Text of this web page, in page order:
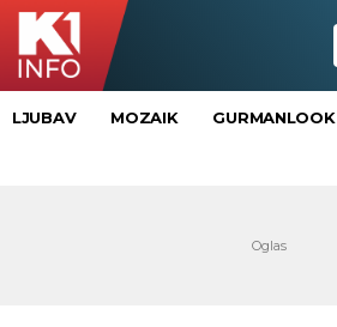
LJUBAV MOZAIK GURMANLOOK